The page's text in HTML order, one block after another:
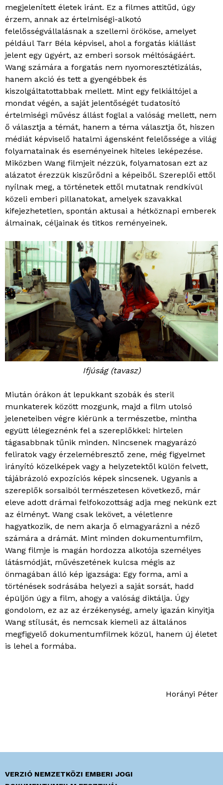
megjelenített életek iránt. Ez a filmes attitűd, úgy
érzem, annak az értelmiségi-alkotó
felelősségvállalásnak a szellemi örököse, amelyet
például Tarr Béla képvisel, ahol a forgatás kiállást
jelent egy ügyért, az emberi sorsok méltóságáért.
Wang számára a forgatás nem nyomoresztétizálás,
hanem akció és tett a gyengébbek és
kiszolgáltatottabbak mellett. Mint egy felkiáltójel a
mondat végén, a saját jelentőségét tudatosító
értelmiségi művész állást foglal a valóság mellett, nem
ő választja a témát, hanem a téma választja őt, hiszen
médiát képviselő hatalmi ágensként felelőssége a világ
folyamatainak és eseményeinek hiteles leképezése.
Miközben Wang filmjeit nézzük, folyamatosan ezt az
alázatot érezzük kiszűrődni a képeiből. Szereplői ettől
nyílnak meg, a történetek ettől mutatnak rendkívül
közeli emberi pillanatokat, amelyek szavakkal
kifejezhetetlen, spontán aktusai a hétköznapi emberek
álmainak, céljainak és titkos reményeinek.
Ifjúság (tavasz)
Miután órákon át lepukkant szobák és steril
munkaterek között mozgunk, majd a film utolsó
jeleneteiben végre kiérünk a természetbe, mintha
együtt lélegeznénk fel a szereplőkkel: hirtelen
tágasabbnak tűnik minden. Nincsenek magyarázó
feliratok vagy érzelemébresztő zene, még figyelmet
irányító közelképek vagy a helyzetektől külön felvett,
tájábrázoló expozíciós képek sincsenek. Ugyanis a
szereplők sorsaiból természetesen következő, már
eleve adott drámai felfokozottság adja meg nekünk ezt
az élményt. Wang csak lekövet, a véletlenre
hagyatkozik, de nem akarja ő elmagyarázni a néző
számára a drámát. Mint minden dokumentumfilm,
Wang filmje is magán hordozza alkotója személyes
látásmódját, művészetének kulcsa mégis az
önmagában álló kép igazsága: Egy forma, ami a
történések sodrásába helyezi a saját sorsát, hadd
épüljön úgy a film, ahogy a valóság diktálja. Úgy
gondolom, ez az az érzékenység, amely igazán kinyitja
Wang stílusát, és nemcsak kiemeli az általános
megfigyelő dokumentumfilmek közül, hanem új életet
is lehel a formába.
Horányi Péter
VERZIÓ NEMZETKÖZI EMBERI JOGI